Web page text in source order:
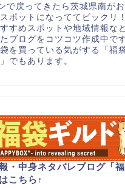
で戻ってきたら茨城県南がお
ポットになっててビックリ
すめスポットや地域情報な
ブログをコツコツ作成中で
を買っている気がする「福
でもあります。
・中身ネタバレブログ「
こちら ↑